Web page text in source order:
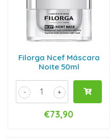
Filorga Ncef Máscara
Noite 50ml
+
-
€73,90